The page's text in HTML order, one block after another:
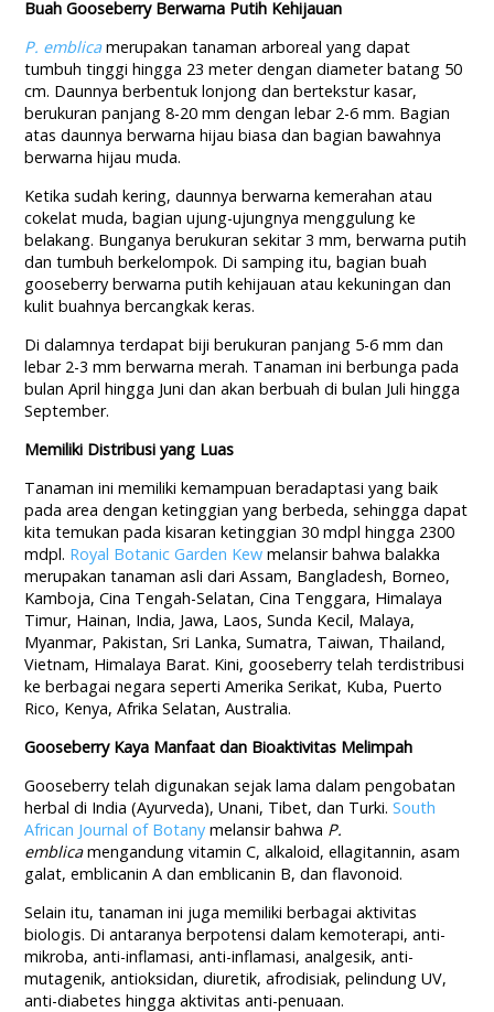
Buah Gooseberry Berwarna Putih Kehijauan
P. emblicamerupakan tanaman arboreal yang dapat
tumbuh tinggi hingga 23 meter dengan diameter batang 50
cm. Daunnya berbentuk lonjong dan bertekstur kasar,
berukuran panjang 8-20 mm dengan lebar 2-6 mm. Bagian
atas daunnya berwarna hijau biasa dan bagian bawahnya
berwarna hijau muda.
Ketika sudah kering, daunnya berwarna kemerahan atau
cokelat muda, bagian ujung-ujungnya menggulung ke
belakang. Bunganya berukuran sekitar 3 mm, berwarna putih
dan tumbuh berkelompok. Di samping itu, bagian buah
gooseberry berwarna putih kehijauan atau kekuningan dan
kulit buahnya bercangkak keras.
Di dalamnya terdapat biji berukuran panjang 5-6 mm dan
lebar 2-3 mm berwarna merah. Tanaman ini berbunga pada
bulan April hingga Juni dan akan berbuah di bulan Juli hingga
September.
Memiliki Distribusi yang Luas
Tanaman ini memiliki kemampuan beradaptasi yang baik
pada area dengan ketinggian yang berbeda, sehingga dapat
kita temukan pada kisaran ketinggian 30 mdpl hingga 2300
mdpl. Royal Botanic Garden Kew melansir bahwa balakka
merupakan tanaman asli dari Assam, Bangladesh, Borneo,
Kamboja, Cina Tengah-Selatan, Cina Tenggara, Himalaya
Timur, Hainan, India, Jawa, Laos, Sunda Kecil, Malaya,
Myanmar, Pakistan, Sri Lanka, Sumatra, Taiwan, Thailand,
Vietnam, Himalaya Barat. Kini, gooseberry telah terdistribusi
ke berbagai negara seperti Amerika Serikat, Kuba, Puerto
Rico, Kenya, Afrika Selatan, Australia.
Gooseberry Kaya Manfaat dan Bioaktivitas Melimpah
Gooseberry telah digunakan sejak lama dalam pengobatan
herbal di India (Ayurveda), Unani, Tibet, dan Turki.South
African Journal of Botanymelansir bahwa P.
emblicamengandung vitamin C, alkaloid, ellagitannin, asam
galat, emblicanin A dan emblicanin B, dan flavonoid.
Selain itu, tanaman ini juga memiliki berbagai aktivitas
biologis. Di antaranya berpotensi dalam kemoterapi, anti-
mikroba, anti-inflamasi, anti-inflamasi, analgesik, anti-
mutagenik, antioksidan, diuretik, afrodisiak, pelindung UV,
anti-diabetes hingga aktivitas anti-penuaan.